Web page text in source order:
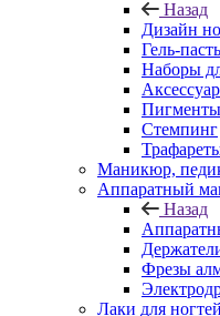
Назад
Дизайн
Гель-
Наборы
Пигменты
Стемпинг
Маникюр,
Аппаратный
Назад
Фрезы
Лаки для ногтей